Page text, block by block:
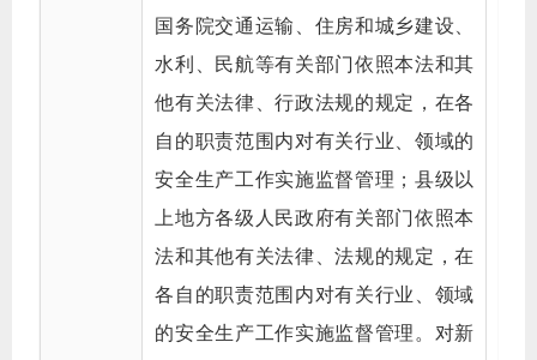
国务院交通运输、住房和城乡建设、
水利、民航等有关部门依照本法和其
他有关法律、行政法规的规定，在各
自的职责范围内对有关行业、领域的
安全生产工作实施监督管理；县级以
上地方各级人民政府有关部门依照本
法和其他有关法律、法规的规定，在
各自的职责范围内对有关行业、领域
的安全生产工作实施监督管理。对新